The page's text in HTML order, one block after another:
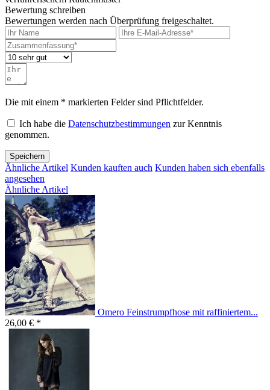
Bewertung schreiben
Bewertungen werden nach Überprüfung freigeschaltet.
Die mit einem * markierten Felder sind Pflichtfelder.
Ich habe die Datenschutzbestimmungen zur Kenntnis
genommen.
Speichern
Ähnliche Artikel Kunden kauften auch Kunden haben sich ebenfalls
angesehen
Ähnliche Artikel
Omero Feinstrumpfhose mit raffiniertem...
26,00 € *